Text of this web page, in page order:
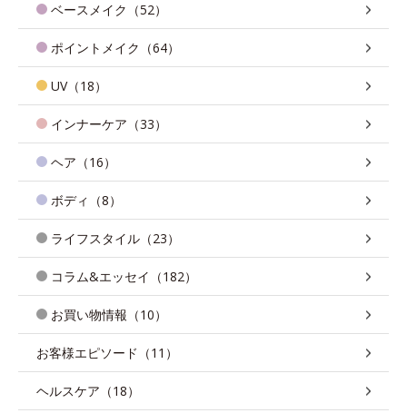
ベースメイク（52）
ポイントメイク（64）
UV（18）
インナーケア（33）
ヘア（16）
ボディ（8）
ライフスタイル（23）
コラム&エッセイ（182）
お買い物情報（10）
お客様エピソード（11）
ヘルスケア（18）